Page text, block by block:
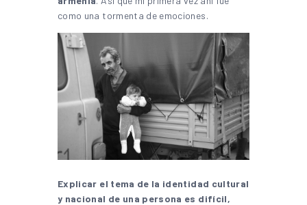
como una tormenta de emociones.
Explicar el tema de la identidad cultural
y nacional de una persona es difícil,